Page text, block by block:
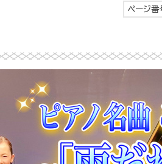
ページ